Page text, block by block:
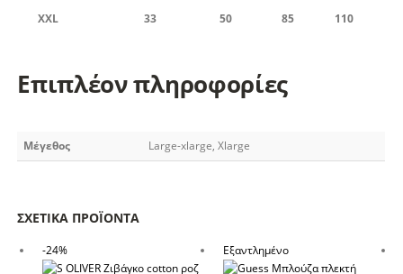
XXL 33 50 85 110
Επιπλέον πληροφορίες
Μέγεθος Large-xlarge, Xlarge
ΣΧΕΤΙΚΆ ΠΡΟΪΌΝΤΑ
-24% Εξαντλημένο